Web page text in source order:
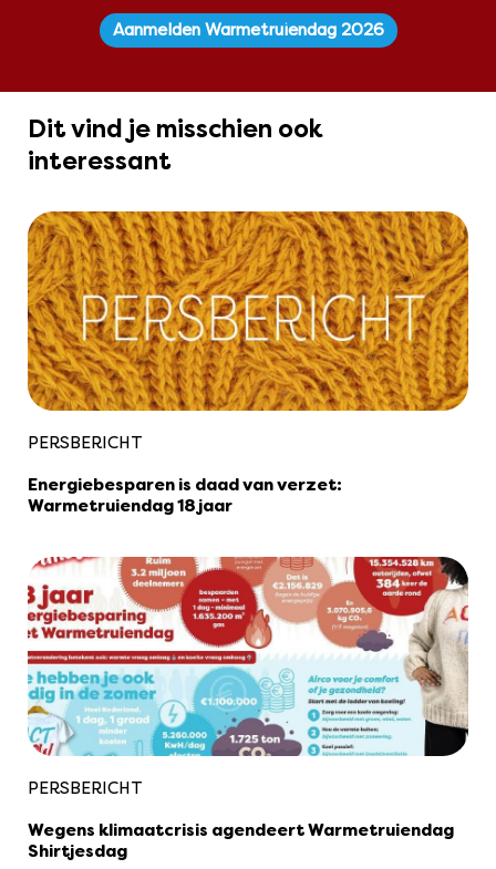
Aanmelden Warmetruiendag 2026
Dit vind je misschien ook
interessant
PERSBERICHT
Energiebesparen is daad van verzet:
Warmetruiendag 18 jaar
PERSBERICHT
Wegens klimaatcrisis agendeert Warmetruiendag
Shirtjesdag